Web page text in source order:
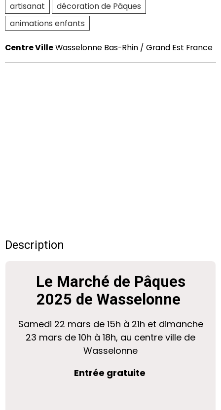
artisanat
décoration de Pâques
animations enfants
Centre VilleWasselonne Bas-Rhin / Grand Est France
Description
Le Marché de Pâques
2025 de Wasselonne
Samedi 22 mars de 15h à 21h et dimanche
23 mars de 10h à 18h, au centre ville de
Wasselonne
Entrée gratuite